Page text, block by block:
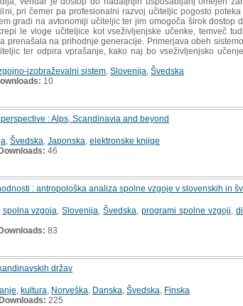
pri čemer pa profesionalni razvoj učiteljic pogosto
gradi na avtonomiji učiteljic ter jim omogoča širok dostop
le vloge učiteljice kot vseživljenjske učenke, temveč
prenašala na prihodnje generacije. Primerjava obeh
ter odpira vprašanje, kako naj bo vseživljenjsko
izobraževalni sistem Slovenija Švedska
10
: Alps, Scandinavia and beyond
Švedska Japonska elektronske knjige
46
: antropološka analiza spolne vzgoje v slovenskih in
spolna vzgoja ,Slovenija ,Švedska programi spolne vzgoji
83
držav
kultura Norveška Danska Švedska Finska
225